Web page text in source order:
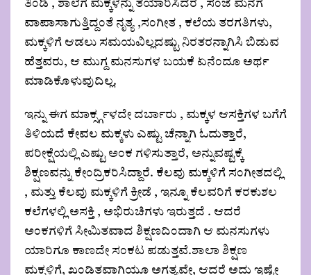
ತಿಂಡಿ , ಶಾಲೆಗೆ ಮಕ್ಕಳನ್ನು ತಯಾರಿಸಿದರೆ , ಸಂಜೆ ಮನೆಗೆ
ವಾಪಾಸಾಗುತ್ತಿದ್ದಂತೆ ನೃತ್ಯ ,ಸಂಗೀತ , ಕಲೆಯ ತರಗತಿಗಳು,
ಮಕ್ಕಳಿಗೆ ಆಡಲು ಸಮಯವಿಲ್ಲದಷ್ಟು ನಿರತರನ್ನಾಗಿಸಿ ಬಿಡುವ
ಹೆತ್ತವರು, ಆ ಮುಗ್ದ ಮನಸುಗಳ ಬಯಕೆ ಏನೆಂದೂ ಅರ್ಥ
ಮಾಡಿಕೊಳುವುದಿಲ್ಲ.
ಇನ್ನು ಈಗ ಮಾರ್ಕ್ಸ್ಗಳದೇ ದರ್ಬಾರು , ಮಕ್ಕಳ ಆಸಕ್ತಿಗಳ ಬಗೆಗೆ
ತಿಳಿಯದೆ ಕೇವಲ ಮಕ್ಕಳು ಎಷ್ಟು ಚೆನ್ನಾಗಿ ಓದುತ್ತಾರೆ,
ಪರೀಕ್ಷೆಯಲ್ಲಿ ಎಷ್ಟು ಅಂಕ ಗಳಿಸುತ್ತಾರೆ, ಅನ್ನುವಷ್ಟಕ್ಕೆ
ಶಿಕ್ಷಣವನ್ನು ಕೇಂದ್ರಿಕರಿಸಿದ್ದಾರೆ. ಕೆಲವು ಮಕ್ಕಳಿಗೆ ಸಂಗೀತದಲ್ಲಿ
, ಮತ್ತು ಕೆಲವು ಮಕ್ಕಳಿಗೆ ಕ್ರೀಡೆ , ಇನ್ನೂ ಕೆಲವರಿಗೆ ಕರಕುಶಲ
ಕಲೆಗಳಲ್ಲಿ ಅಸಕ್ತಿ , ಅಭಿರುಚಿಗಳು ಇರುತ್ತದೆ . ಆದರೆ
ಅಂಕಗಳಿಗೆ ಸೀಮಿತವಾದ ಶಿಕ್ಷಣದಿಂದಾಗಿ ಆ ಮನಸುಗಳು
ಯಾರಿಗೂ ಕಾಣದೇ ಸಂಕಟ ಪಡುತ್ತವೆ.ಶಾಲಾ ಶಿಕ್ಷಣ
ಮಕ್ಕಳಿಗೆ, ಖಂಡಿತವಾಗಿಯೂ ಅಗತ್ಯವೇ, ಆದರೆ ಅದು ಇಷ್ಟೇ